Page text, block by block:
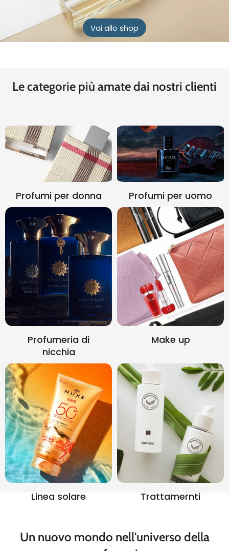
Vai allo shop
Le categorie più amate dai nostri clienti
Profumi per donna Profumi per uomo
Profumeria di
nicchia
Make up
Linea solare Trattamernti
Un nuovo mondo nell'universo della